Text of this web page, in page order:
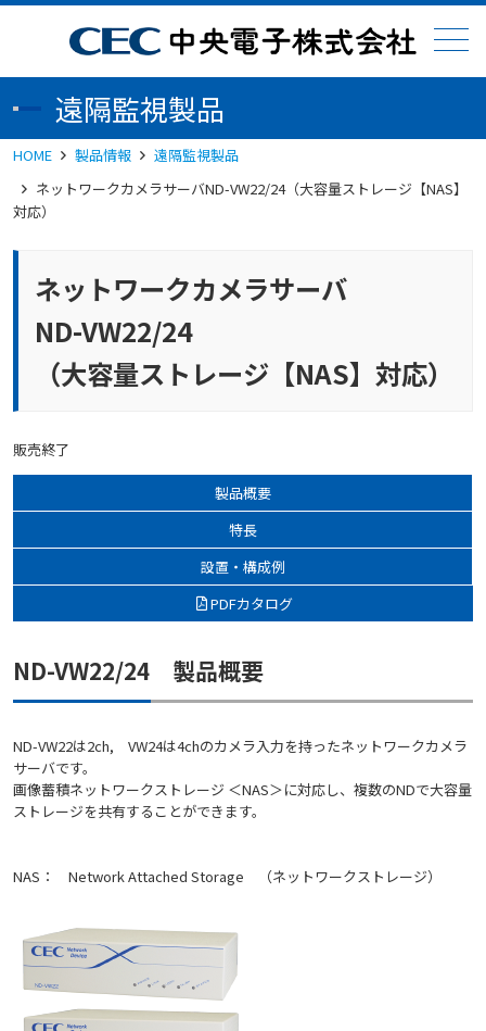
メニュー
遠隔監視製品
HOME 製品情報
遠隔監視製品
ネットワークカメラサーバND-VW22/24（大容量ストレージ【NAS】
対応）
ネットワークカメラサーバ
ND-VW22/24
（大容量ストレージ【NAS】対応）
販売終了
製品概要
特長
設置・構成例
PDFカタログ
ND-VW22/24 製品概要
ND-VW22は2ch, VW24は4chのカメラ入力を持ったネットワークカメラ
サーバです。
画像蓄積ネットワークストレージ ＜NAS＞に対応し、複数のNDで大容量
ストレージを共有することができます。
NAS： Network Attached Storage （ネットワークストレージ）